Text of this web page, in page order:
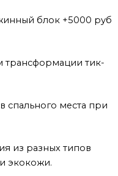
блок +5000 руб
тик-
места при
из разных типов
экокожи.